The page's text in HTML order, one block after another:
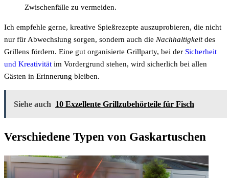
Zwischenfälle zu vermeiden.
Ich empfehle gerne, kreative Spießrezepte auszuprobieren, die nicht
nur für Abwechslung sorgen, sondern auch die Nachhaltigkeitdes
Grillens fördern. Eine gut organisierte Grillparty, bei der Sicherheit
und Kreativität im Vordergrund stehen, wird sicherlich bei allen
Gästen in Erinnerung bleiben.
Siehe auch 10 Exzellente Grillzubehörteile für Fisch
Verschiedene Typen von Gaskartuschen